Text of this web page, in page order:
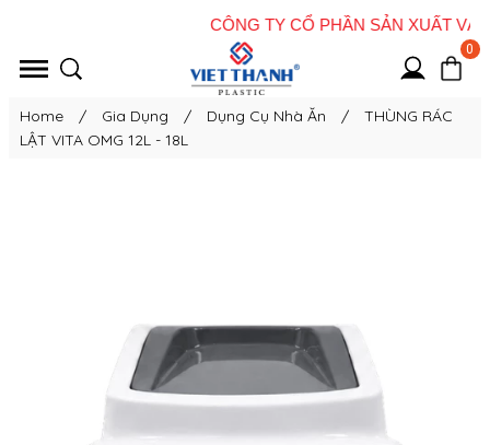
0
Home / Gia Dụng / Dụng Cụ Nhà Ăn /
THÙNG RÁC
LẬT VITA OMG 12L - 18L